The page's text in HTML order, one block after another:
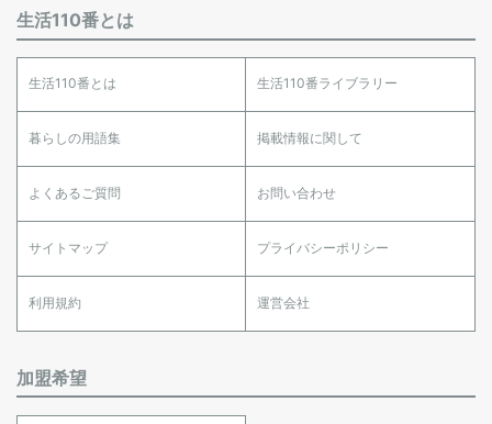
生活110番とは
生活110番とは 生活110番ライブラリー
暮らしの用語集 掲載情報に関して
よくあるご質問 お問い合わせ
サイトマップ プライバシーポリシー
利用規約 運営会社
加盟希望